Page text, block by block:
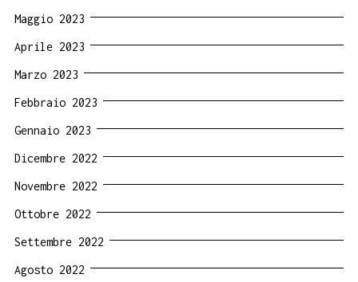
Maggio 2023
Aprile 2023
Marzo 2023
Febbraio 2023
Gennaio 2023
Dicembre 2022
Novembre 2022
Ottobre 2022
Settembre 2022
Agosto 2022